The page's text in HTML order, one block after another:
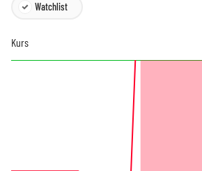
Watchlist
Kurs